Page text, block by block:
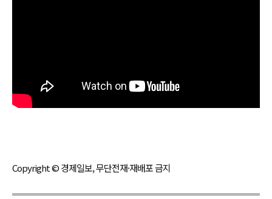
Copyright © 경제일보, 무단전재·재배포 금지